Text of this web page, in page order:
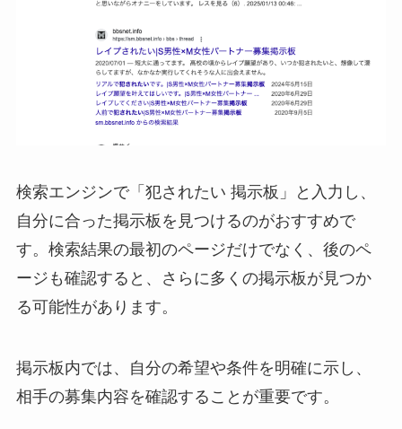
検索エンジンで「犯されたい 掲示板」と入力し、
自分に合った掲示板を見つけるのがおすすめで
す。検索結果の最初のページだけでなく、後のペ
ージも確認すると、さらに多くの掲示板が見つか
る可能性があります。
掲示板内では、自分の希望や条件を明確に示し、
相手の募集内容を確認することが重要です。